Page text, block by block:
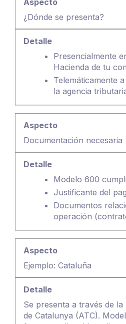
¿Dónde se presenta?
Presencialmente
Hacienda de tu
Telemáticamente
la agencia
Documentación necesaria
Modelo 600
Justificante del
Documentos
operación
Ejemplo: Cataluña
Se presenta a través de
de Catalunya (ATC).